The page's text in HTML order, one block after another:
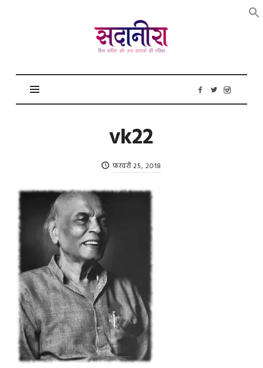
सदानीरा
vk22
फ़रवरी 25, 2018